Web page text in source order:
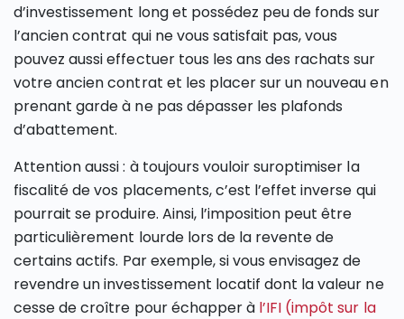
d’investissement long et possédez peu de fonds sur
l’ancien contrat qui ne vous satisfait pas, vous
pouvez aussi effectuer tous les ans des rachats sur
votre ancien contrat et les placer sur un nouveau en
prenant garde à ne pas dépasser les plafonds
d’abattement.
Attention aussi : à toujours vouloir suroptimiser la
fiscalité de vos placements, c’est l’effet inverse qui
pourrait se produire. Ainsi, l’imposition peut être
particulièrement lourde lors de la revente de
certains actifs. Par exemple, si vous envisagez de
revendre un investissement locatif dont la valeur ne
cesse de croître pour échapper à l’IFI (impôt sur la